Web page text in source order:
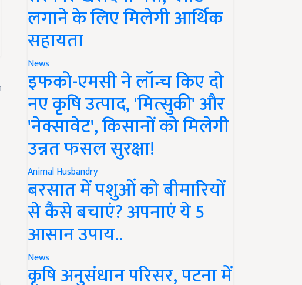
लगाने के लिए मिलेगी आर्थिक
सहायता
News
इफको-एमसी ने लॉन्च किए दो
नए कृषि उत्पाद, 'मित्सुकी' और
'नेक्सावेट', किसानों को मिलेगी
उन्नत फसल सुरक्षा!
Animal Husbandry
बरसात में पशुओं को बीमारियों
से कैसे बचाएं? अपनाएं ये 5
आसान उपाय..
News
कृषि अनुसंधान परिसर, पटना में